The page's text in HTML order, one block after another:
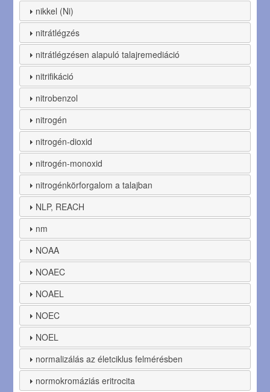
nikkel (Ni)
nitrátlégzés
nitrátlégzésen alapuló talajremediáció
nitrifikáció
nitrobenzol
nitrogén
nitrogén-dioxid
nitrogén-monoxid
nitrogénkörforgalom a talajban
NLP, REACH
nm
NOAA
NOAEC
NOAEL
NOEC
NOEL
normalizálás az életciklus felmérésben
normokromáziás eritrocita